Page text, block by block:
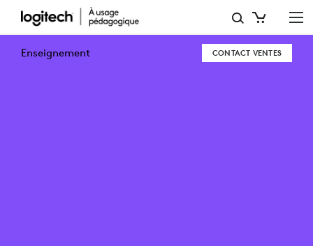
REVENDEURS
DEEnseignement CONTACT VENTES